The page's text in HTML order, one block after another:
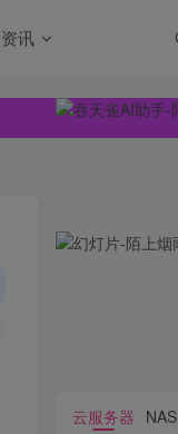
资讯
云服务器 NAS